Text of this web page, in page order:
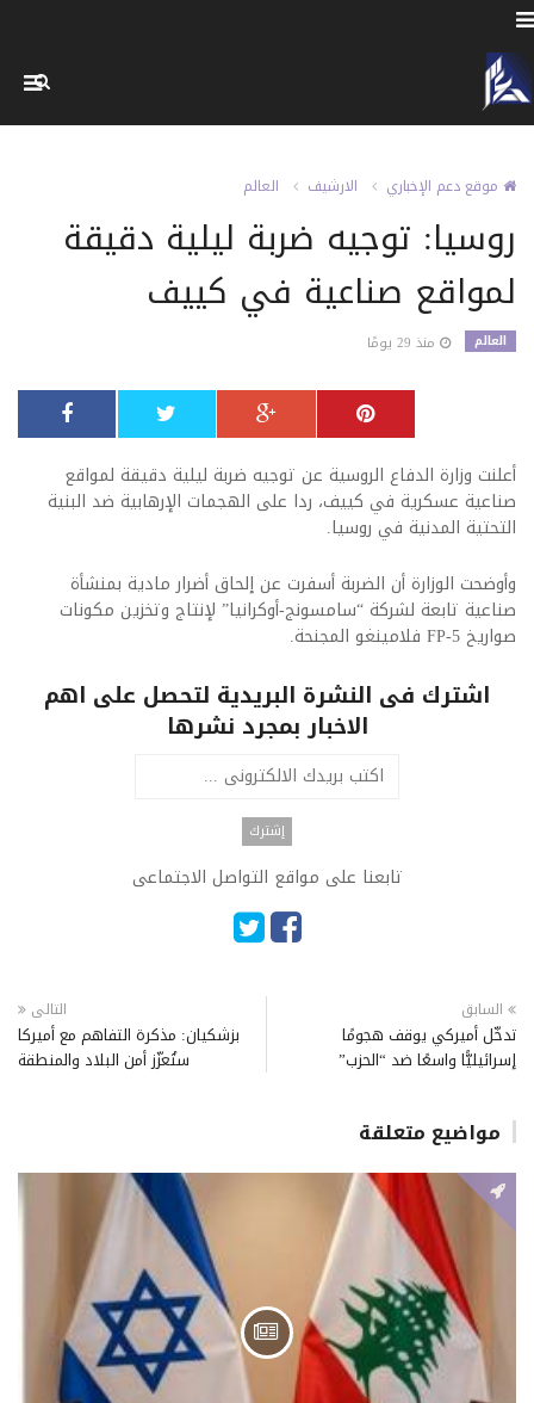
موقع دعم الإخباري الارشيف العالم
روسيا: توجيه ضربة ليلية دقيقة
لمواقع صناعية في كييف
العالم منذ 29 يومًا
أعلنت وزارة الدفاع الروسية عن توجيه ضربة ليلية دقيقة لمواقع
صناعية عسكرية في كييف، ردا على الهجمات الإرهابية ضد البنية
التحتية المدنية في روسيا.
وأوضحت الوزارة أن الضربة أسفرت عن إلحاق أضرار مادية بمنشأة
صناعية تابعة لشركة “سامسونج-أوكرانيا” لإنتاج وتخزين مكونات
صواريخ FP-5 فلامينغو المجنحة.
اشترك فى النشرة البريدية لتحصل على اهم
الاخبار بمجرد نشرها
تابعنا على مواقع التواصل الاجتماعى
السابق
تدخّل أميركي يوقف هجومًا
إسرائيليًّا واسعًا ضد “الحزب”
التالى
بزشكيان: مذكرة التفاهم مع أميركا
ستُعزّز أمن البلاد والمنطقة
مواضيع متعلقة